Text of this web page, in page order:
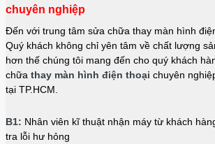
chuyên nghiệp
Đến với trung tâm sửa chữa thay màn hình
Quý khách không chỉ yên tâm về chất lượng
hơn thế chúng tôi mang đến cho quý khách
chữa thay màn hình điện thoại chuyên
tại TP.HCM.
B1: Nhân viên kĩ thuật nhận máy từ khách
tra lỗi hư hỏng